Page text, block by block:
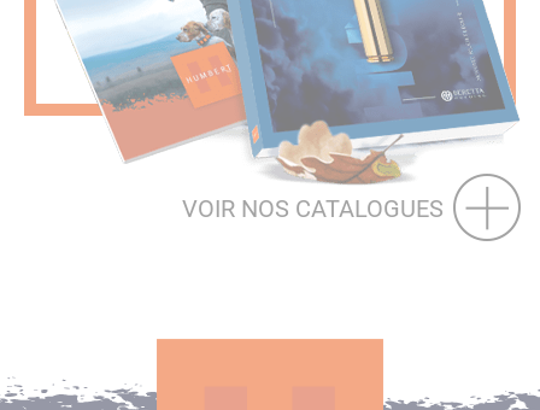
VOIR NOS CATALOGUES